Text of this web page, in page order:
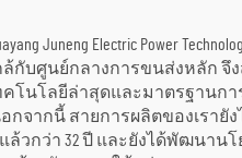
Juneng Electric
บศูนย์กลางการขนส่งหลัก จึงส
คโนโลยีล่าสุดและมาตรฐาน
นอกจากนี้ สายการผลิตของ
ล้วกว่า 32 ปี และยังได้พัฒนา